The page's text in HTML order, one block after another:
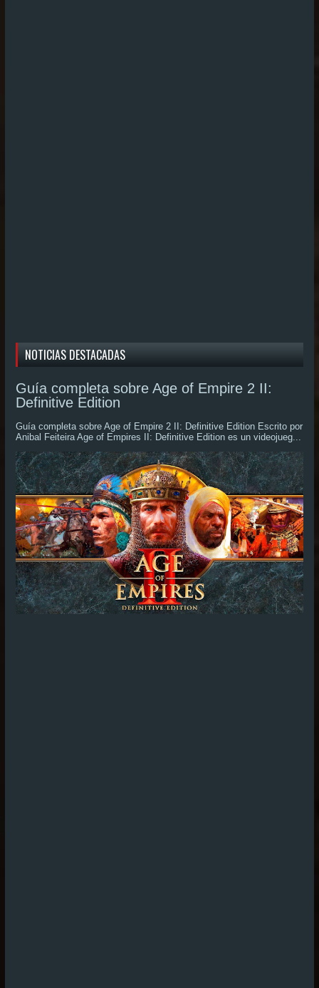
NOTICIAS DESTACADAS
Guía completa sobre Age of Empire 2 II:
Definitive Edition
Guía completa sobre Age of Empire 2 II: Definitive Edition Escrito por
Anibal Feiteira Age of Empires II: Definitive Edition es un videojueg...